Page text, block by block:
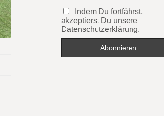
Indem Du fortfährst,
akzeptierst Du unsere
Datenschutzerklärung.